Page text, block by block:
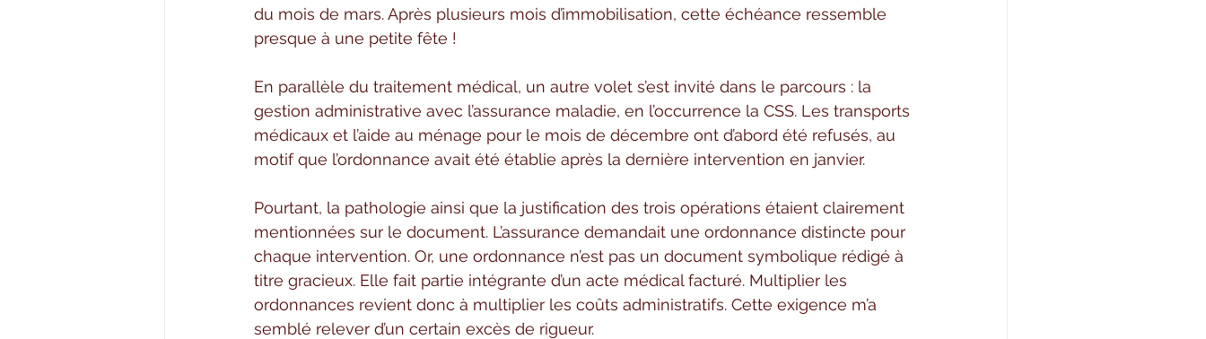
du mois de mars. Après plusieurs mois d’immobilisation, cette échéance ressemble
presque à une petite fête !
En parallèle du traitement médical, un autre volet s’est invité dans le parcours : la
gestion administrative avec l’assurance maladie, en l’occurrence la CSS. Les transports
médicaux et l’aide au ménage pour le mois de décembre ont d’abord été refusés, au
motif que l’ordonnance avait été établie après la dernière intervention en janvier.
Pourtant, la pathologie ainsi que la justification des trois opérations étaient clairement
mentionnées sur le document. L’assurance demandait une ordonnance distincte pour
chaque intervention. Or, une ordonnance n’est pas un document symbolique rédigé à
titre gracieux. Elle fait partie intégrante d’un acte médical facturé. Multiplier les
ordonnances revient donc à multiplier les coûts administratifs. Cette exigence m’a
semblé relever d’un certain excès de rigueur.